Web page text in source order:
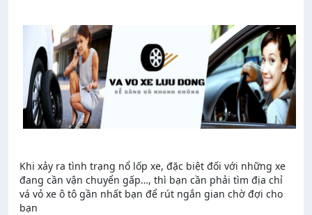
Khi xảy ra tình trạng nổ lốp xe, đặc biệt đối với những xe
đang cần vận chuyển gấp…, thì bạn cần phải tìm địa chỉ
vá vỏ xe ô tô gần nhất bạn để rút ngắn gian chờ đợi cho
bạn